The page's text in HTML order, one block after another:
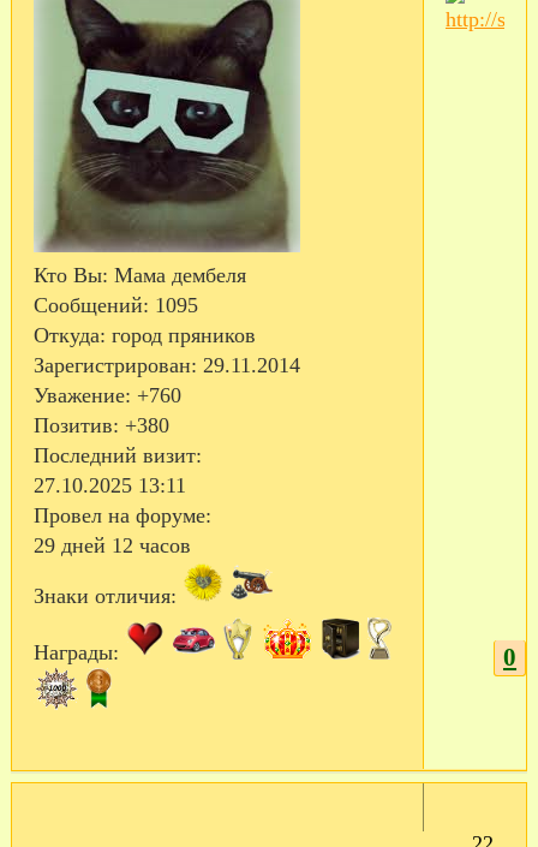
Кто Вы: Мама дембеля
Сообщений: 1095
Откуда: город пряников
Зарегистрирован: 29.11.2014
Уважение: +760
Позитив: +380
Последний визит:
27.10.2025 13:11
Провел на форуме:
29 дней 12 часов
Знаки отличия:
Награды: 0